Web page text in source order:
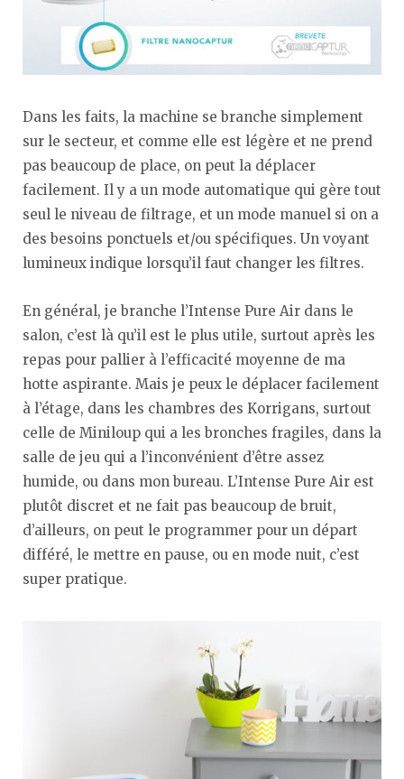
Dans les faits, la machine se branche simplement
sur le secteur, et comme elle est légère et ne prend
pas beaucoup de place, on peut la déplacer
facilement. Il y a un mode automatique qui gère tout
seul le niveau de filtrage, et un mode manuel si on a
des besoins ponctuels et/ou spécifiques. Un voyant
lumineux indique lorsqu’il faut changer les filtres.
En général, je branche l’Intense Pure Air dans le
salon, c’est là qu’il est le plus utile, surtout après les
repas pour pallier à l’efficacité moyenne de ma
hotte aspirante. Mais je peux le déplacer facilement
à l’étage, dans les chambres des Korrigans, surtout
celle de Miniloup qui a les bronches fragiles, dans la
salle de jeu qui a l’inconvénient d’être assez
humide, ou dans mon bureau. L’Intense Pure Air est
plutôt discret et ne fait pas beaucoup de bruit,
d’ailleurs, on peut le programmer pour un départ
différé, le mettre en pause, ou en mode nuit, c’est
super pratique.